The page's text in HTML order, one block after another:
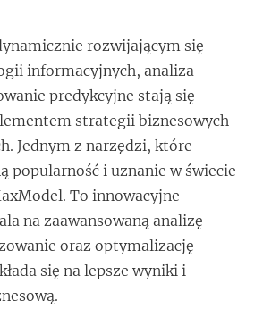
rozwijającym się
informacyjnych, analiza
predykcyjne stają się
strategii biznesowych
Jednym z narzędzi, które
popularność i uznanie w świecie
To innowacyjne
na zaawansowaną analizę
oraz optymalizację
się na lepsze wyniki i